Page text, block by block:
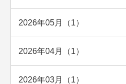
2026年05月（1）
2026年04月（1）
2026年03月（1）